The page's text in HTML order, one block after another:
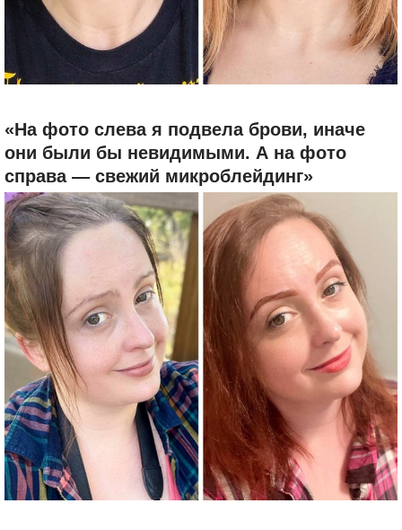
«На фото слева я подвела брови, иначе
они были бы невидимыми. А на фото
справа — свежий микроблейдинг»